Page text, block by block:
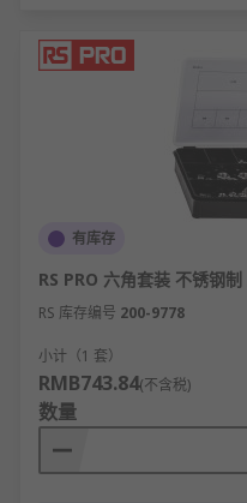
垫圈的应用领域
汽车工业：发动机
管道工程：法兰连
地隔离。
建筑行业：钢结构连
伤。
家电制造：减震垫
的运行噪音。
化工设备：耐腐蚀垫
有库存
RS PRO 六角套装 不锈钢
RS 库存编号 200-9778
小计（1 套）
RMB743.84(不含税)
数量